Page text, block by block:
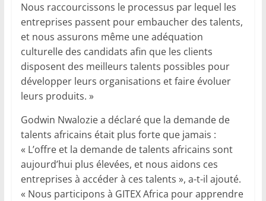
Nous raccourcissons le processus par lequel les
entreprises passent pour embaucher des talents,
et nous assurons même une adéquation
culturelle des candidats afin que les clients
disposent des meilleurs talents possibles pour
développer leurs organisations et faire évoluer
leurs produits. »
Godwin Nwalozie a déclaré que la demande de
talents africains était plus forte que jamais :
« L’offre et la demande de talents africains sont
aujourd’hui plus élevées, et nous aidons ces
entreprises à accéder à ces talents », a-t-il ajouté.
« Nous participons à GITEX Africa pour apprendre